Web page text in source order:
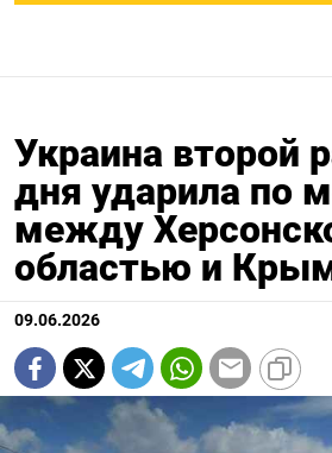
Украина второй
дня ударила по
между
областью и
09.06.2026